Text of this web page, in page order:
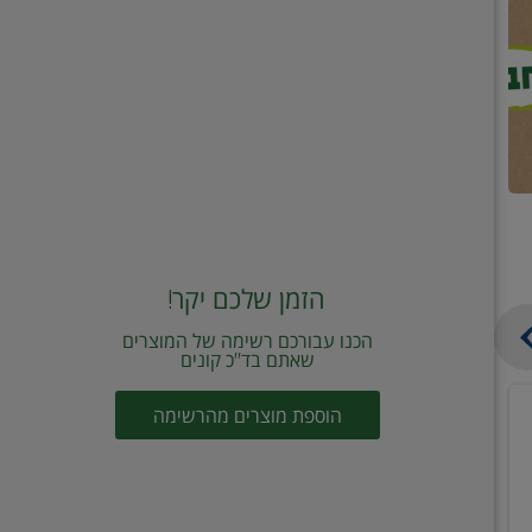
הזמן שלכם יקר!
הכנו עבורכם רשימה של המוצרים
שאתם בד"כ קונים
הוספת מוצרים מהרשימה